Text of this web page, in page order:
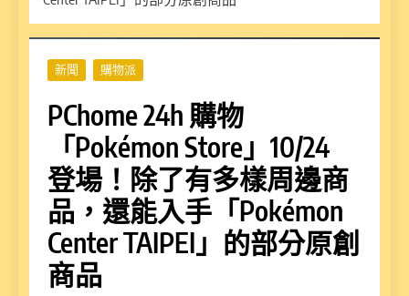
新聞 購物派
PChome 24h 購物
「Pokémon Store」10/24
登場！除了有多樣周邊商
品，還能入手「Pokémon
Center TAIPEI」的部分原創
商品